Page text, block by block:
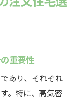
重要性
あり、それぞれ
。特に、高気密